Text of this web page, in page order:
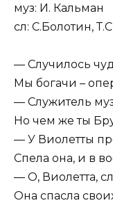
муз: И. Кальман
сл: С.Болотин,
— Случилось
Мы богачи –
— Служитель
Но чем же ты
— У Виолетты
Спела она, и в
— О, Виолетта,
Она спасла